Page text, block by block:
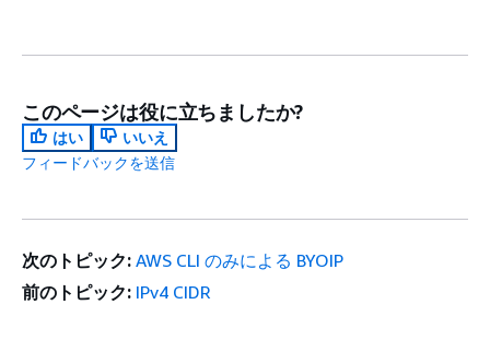
このページは役に立ちましたか?
はい
いいえ
フィードバックを送信
次のトピック: AWS CLI のみによる BYOIP
前のトピック: IPv4 CIDR